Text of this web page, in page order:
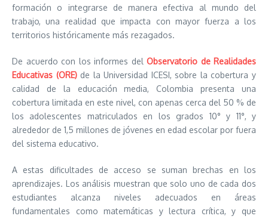
formación o integrarse de manera efectiva al mundo del
trabajo, una realidad que impacta con mayor fuerza a los
territorios históricamente más rezagados.
De acuerdo con los informes del Observatorio de Realidades
Educativas (ORE)de la Universidad ICESI, sobre la cobertura y
calidad de la educación media, Colombia presenta una
cobertura limitada en este nivel, con apenas cerca del 50 % de
los adolescentes matriculados en los grados 10° y 11°, y
alrededor de 1,5 millones de jóvenes en edad escolar por fuera
del sistema educativo.
A estas dificultades de acceso se suman brechas en los
aprendizajes. Los análisis muestran que solo uno de cada dos
estudiantes alcanza niveles adecuados en áreas
fundamentales como matemáticas y lectura crítica, y que